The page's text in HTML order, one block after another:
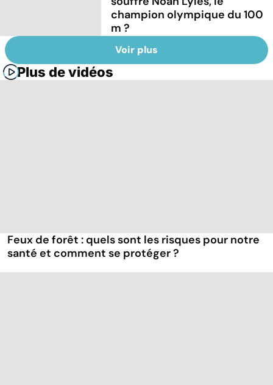
champion olympique du 100
m ?
Voir plus
Plus de vidéos
Feux de forêt : quels sont les risques pour notre
santé et comment se protéger ?